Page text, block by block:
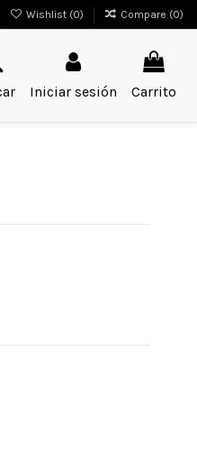
Wishlist (0) Compare (0)
Iniciar sesión Carrito